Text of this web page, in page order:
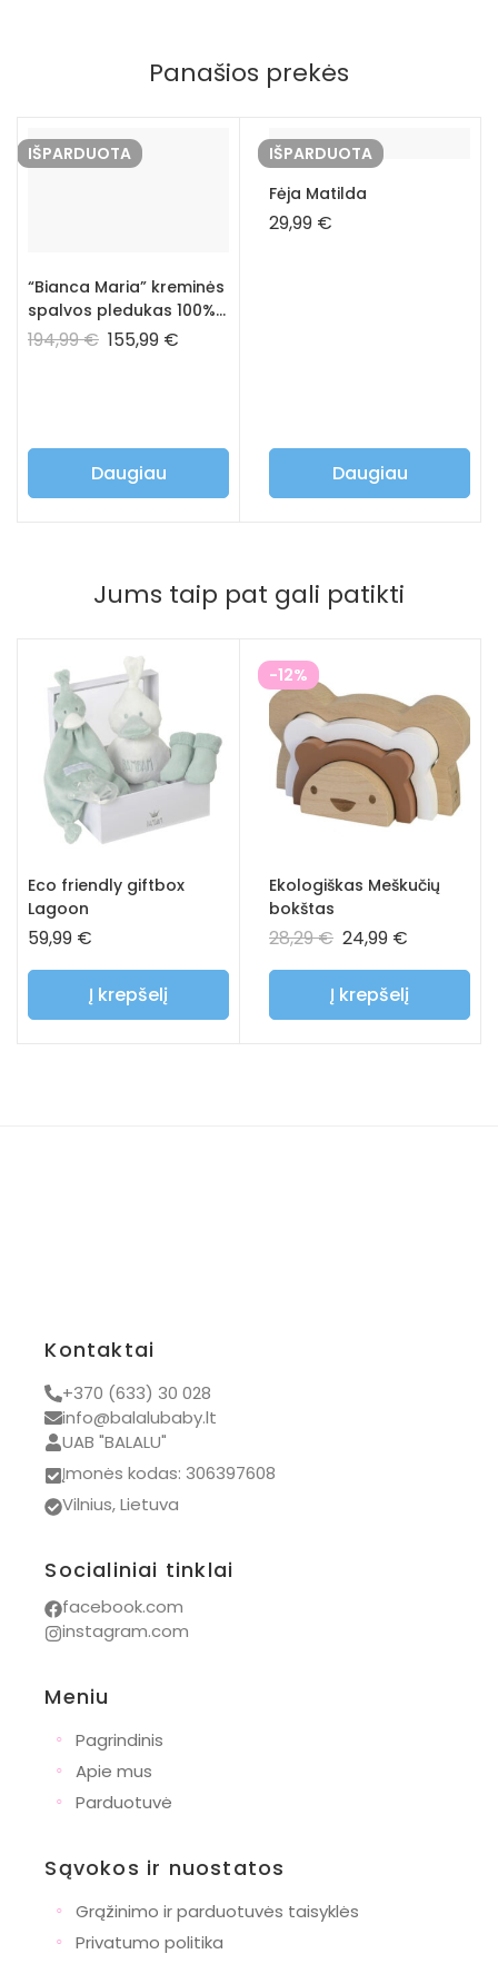
Panašios prekės
IŠPARDUOTA
“Bianca Maria” kreminės
spalvos pledukas 100%
kašmyras
194,99€ 155,99 €
Daugiau
IŠPARDUOTA
Fėja Matilda
29,99 €
Daugiau
Jums taip pat gali patikti
Eco friendly giftbox
Lagoon
59,99 €
Į krepšelį
-12%
Ekologiškas Meškučių
bokštas
28,29€ 24,99 €
Į krepšelį
Kontaktai
+370 (633) 30 028
info@balalubaby.lt
UAB "BALALU"
Įmonės kodas: 306397608
Vilnius, Lietuva
Socialiniai tinklai
facebook.com
instagram.com
Meniu
◦
Pagrindinis
◦ Apie mus
◦ Parduotuvė
Sąvokos ir nuostatos
◦
Grąžinimo ir parduotuvės taisyklės
◦ Privatumo politika